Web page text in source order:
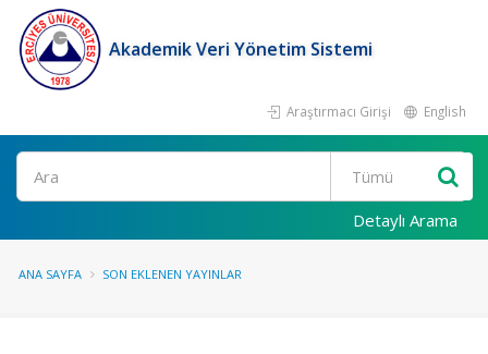
Akademik Veri Yönetim Sistemi
Araştırmacı Girişi English
Ara
Detaylı Arama
ANA SAYFA SON EKLENEN YAYINLAR